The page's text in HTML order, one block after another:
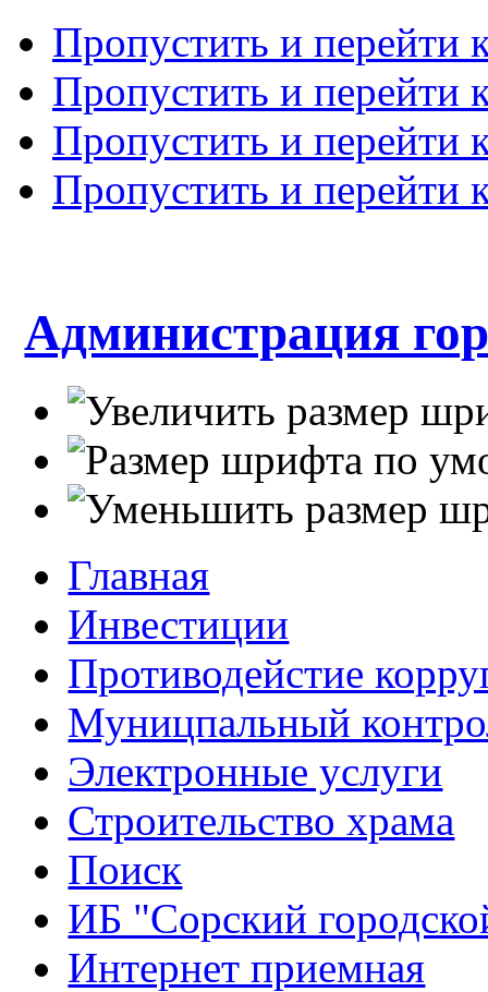
Пропустить и перейти
Пропустить и перейти
Пропустить и перейти
Пропустить и перейти
Администрация
Главная
Инвестиции
Противодейстие
Муницпальный
Электронные услуги
Строительство храма
Поиск
ИБ "Сорский
Интернет приемная